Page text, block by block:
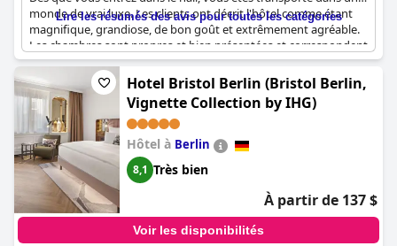
monde de vrai luxe. Les clients ont décrit l'hôtel comme étant
magnifique, grandiose, de bon goût et extrêmement agréable.
Les chambres sont propres et bien présentées et correspondent
exactement à ce que l'on attend d'un hôtel 5 étoiles.
L'établissement lui-même est magnifique et offre tout ce dont
vous pourriez avoir besoin pendant votre séjour. L'hôtel a été
décrit comme un hôtel haut de gamme à tous les égards et les
clients ont été impressionnés par les normes élevées de l'hôtel,
qui représentent vraiment un hôtel 5 étoiles. L'hôtel offre une
expérience vraiment luxueuse avec une ambiance noble et
merveilleuse. Dans l'ensemble, l'hôtel Maximilian's est un hôtel
exceptionnel qui offre à ses clients un séjour vraiment
mémorable et luxueux. De ses magnifiques installations à ses
équipements haut de gamme, cet hôtel est une visite
incontournable pour tous ceux qui recherchent le luxe à
Lire les résumés des avis pour toutes les catégories
Hotel Bristol Berlin (Bristol Berlin,
Vignette Collection by IHG)
Hôtel à Berlin
8,1 Très bien
À partir de 137 $
Voir les disponibilités